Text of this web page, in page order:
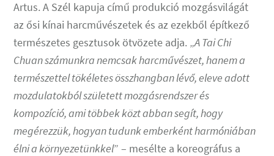
Artus. A Szél kapuja című produkció mozgásvilágát
az ősi kínai harcművészetek és az ezekből építkező
természetes gesztusok ötvözete adja. „A Tai Chi
Chuan számunkra nemcsak harcművészet, hanem a
természettel tökéletes összhangban lévő, eleve adott
mozdulatokból született mozgásrendszer és
kompozíció, ami többek közt abban segít, hogy
megérezzük, hogyan tudunk emberként harmóniában
élni a környezetünkkel” – mesélte a koreográfus a